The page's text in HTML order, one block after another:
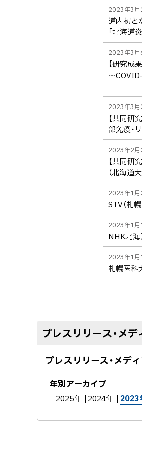
2023年3月
道内初と
「北海道
2023年3月
【研究成
～
2023年3月
【共同研
部免疫
2023年2月
【共同研
（北海
2023年1月
STV（札
2023年1月
NHK北海
2023年1月
札幌医科
プレスリリース・メデ
プレスリリース・メデ
年別アーカイブ
2025年 2024年 2023